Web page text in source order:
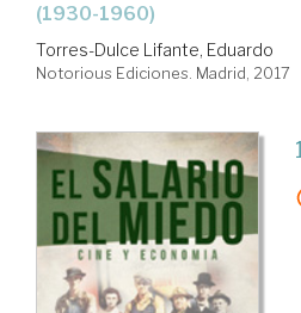
(1930-1960)
Torres-Dulce Lifante, Eduardo
Notorious Ediciones. Madrid, 2017